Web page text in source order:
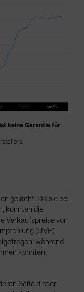
keine Garantie für
gelacht. Da sie bei
konnten die
Verkaufspreise von
(UVP)
während
konnten,
Seite dieser